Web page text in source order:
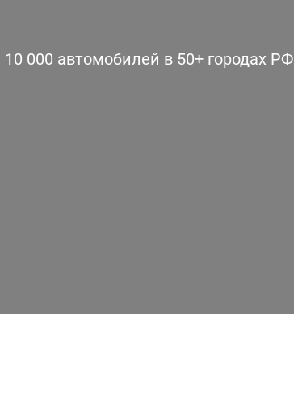
000 автомобилей в 50+ городах